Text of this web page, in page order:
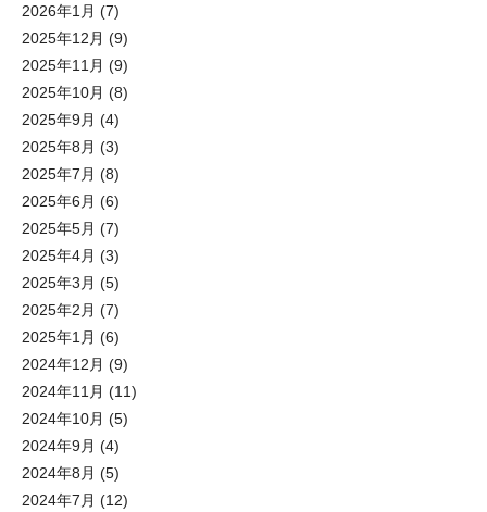
2026年1月 (7)
2025年12月 (9)
2025年11月 (9)
2025年10月 (8)
2025年9月 (4)
2025年8月 (3)
2025年7月 (8)
2025年6月 (6)
2025年5月 (7)
2025年4月 (3)
2025年3月 (5)
2025年2月 (7)
2025年1月 (6)
2024年12月 (9)
2024年11月 (11)
2024年10月 (5)
2024年9月 (4)
2024年8月 (5)
2024年7月 (12)